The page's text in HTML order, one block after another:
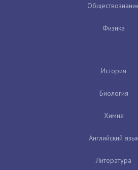
Физика
История
Биология
Химия
Английский
Литература